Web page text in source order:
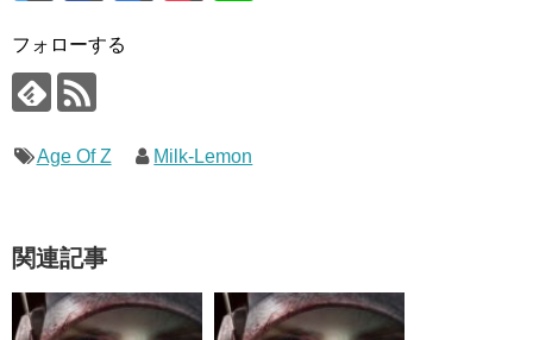
フォローする
Age Of Z Milk-Lemon
関連記事